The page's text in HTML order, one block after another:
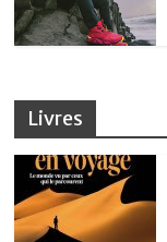
Livres